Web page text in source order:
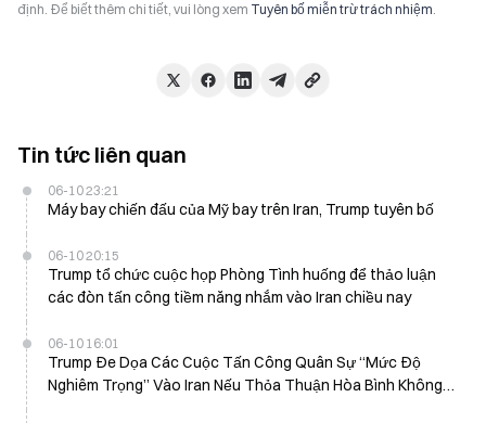
định. Để biết thêm chi tiết, vui lòng xem Tuyên bố miễn trừ trách nhiệm.
Tin tức liên quan
06-10 23:21
Máy bay chiến đấu của Mỹ bay trên Iran, Trump tuyên bố
06-10 20:15
Trump tổ chức cuộc họp Phòng Tình huống để thảo luận
các đòn tấn công tiềm năng nhắm vào Iran chiều nay
06-10 16:01
Trump Đe Dọa Các Cuộc Tấn Công Quân Sự “Mức Độ
Nghiêm Trọng” Vào Iran Nếu Thỏa Thuận Hòa Bình Không